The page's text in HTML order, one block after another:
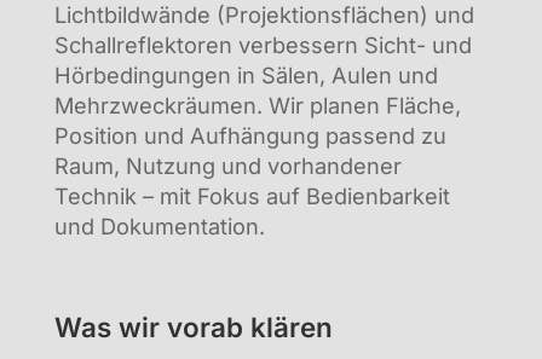
Lichtbildwände (Projektionsflächen) und
Schallreflektoren verbessern Sicht- und
Hörbedingungen in Sälen, Aulen und
Mehrzweckräumen. Wir planen Fläche,
Position und Aufhängung passend zu
Raum, Nutzung und vorhandener
Technik – mit Fokus auf Bedienbarkeit
und Dokumentation.
Was wir vorab klären